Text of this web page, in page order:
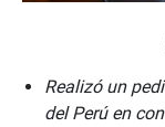
Realizó un
del Perú en